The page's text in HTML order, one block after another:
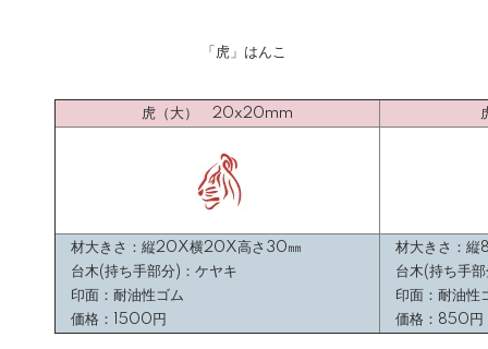
「虎」はんこ
虎（大） 20x20mm
材大きさ：縦20X横20X高さ30㎜
台木(持ち手部分)：ケヤキ
印面：耐油性ゴム
価格：1500円
材大きさ：縦
台木(持ち手部
印面：耐油性
価格：850円